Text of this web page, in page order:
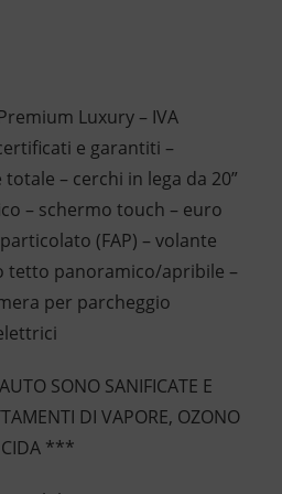
Luxury – IVA
e garantiti –
– cerchi in lega da 20”
– schermo touch – euro
(FAP) – volante
tetto panoramico/apribile –
per parcheggio
SONO SANIFICATE E
DI VAPORE, OZONO
***